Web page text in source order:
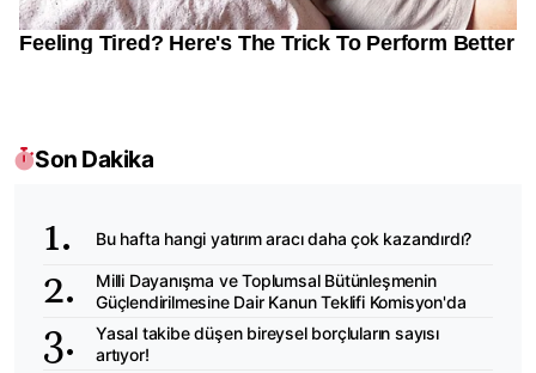
Son Dakika
Bu hafta hangi yatırım aracı daha çok kazandırdı?
Milli Dayanışma ve Toplumsal Bütünleşmenin
Güçlendirilmesine Dair Kanun Teklifi Komisyon'da
Yasal takibe düşen bireysel borçluların sayısı
artıyor!